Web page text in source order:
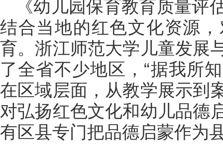
《幼儿园保育教育质量评
结合当地的红色文化资源
育。浙江师范大学儿童发展
了全省不少地区，“据我所
在区域层面，从教学展示到
对弘扬红色文化和幼儿品德
有区县专门把品德启蒙作为